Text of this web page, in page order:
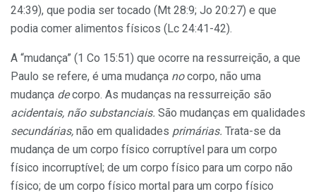
24:39), que podia ser tocado (Mt 28:9; Jo 20:27) e que
podia comer alimentos físicos (Lc 24:41-42).
A “mudança” (1 Co 15:51) que ocorre na ressurreição, a que
Paulo se refere, é uma mudança nocorpo, não uma
mudança decorpo. As mudanças na ressurreição são
acidentais, não substanciais. São mudanças em qualidades
secundárias, não em qualidades primárias. Trata-se da
mudança de um corpo físico corruptível para um corpo
físico incorruptível; de um corpo físico para um corpo não
físico; de um corpo físico mortal para um corpo físico